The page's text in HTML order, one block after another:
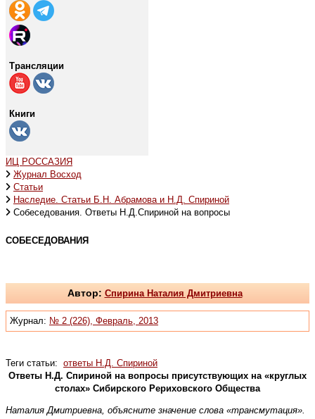
Трансляции
Книги
ИЦ РОССАЗИЯ
Журнал Восход
Статьи
Наследие. Статьи Б.Н. Абрамова и Н.Д. Спириной
Собеседования. Ответы Н.Д.Спириной на вопросы
СОБЕСЕДОВАНИЯ
Автор: Спирина Наталия Дмитриевна
Журнал: № 2 (226), Февраль, 2013
Теги статьи: ответы Н.Д. Спириной
Ответы Н.Д. Спириной на вопросы присутствующих на «круглых
столах» Сибирского Рериховского Общества
Наталия Дмитриевна, объясните значение слова «трансмутация».